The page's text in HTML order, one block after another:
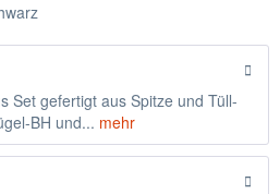
Set gefertigt aus Spitze und Tüll-
BH und... mehr